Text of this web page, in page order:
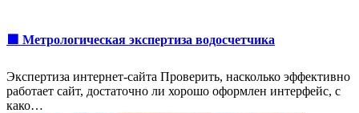
🟩 Метрологическая экспертиза водосчетчика
Экспертиза интернет-сайта Проверить, насколько эффективно
работает сайт, достаточно ли хорошо оформлен интерфейс, с
како…